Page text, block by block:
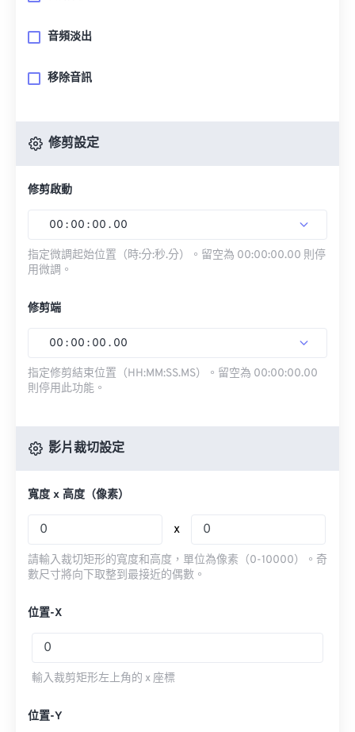
音頻淡出
移除音訊
修剪設定
修剪啟動
00 : 00 : 00 . 00
指定微調起始位置（時:分:秒.分）。留空為 00:00:00.00 則停
用微調。
修剪端
00 : 00 : 00 . 00
指定修剪結束位置（HH:MM:SS.MS）。留空為 00:00:00.00
則停用此功能。
影片裁切設定
寬度 x 高度（像素）
x
請輸入裁切矩形的寬度和高度，單位為像素（0-10000）。奇
數尺寸將向下取整到最接近的偶數。
位置-X
輸入裁剪矩形左上角的 x 座標
位置-Y